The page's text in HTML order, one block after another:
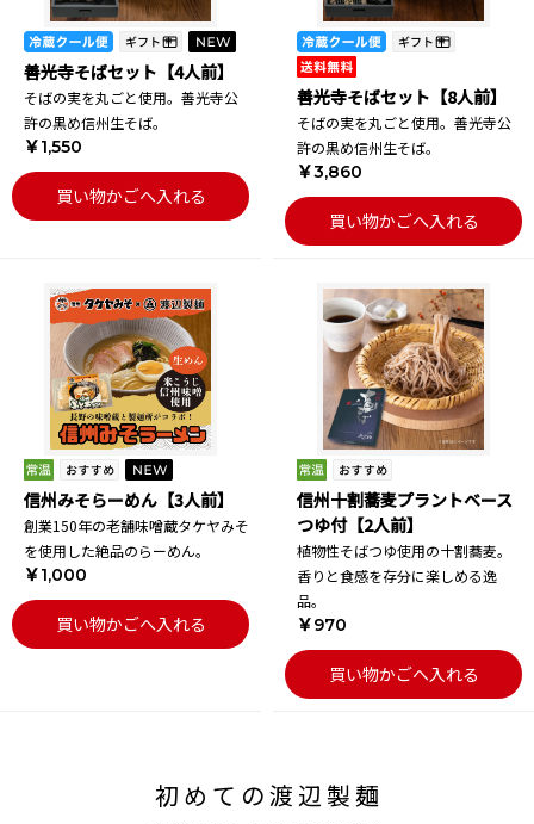
善光寺そばセット【4人前】
そばの実を丸ごと使用。善光寺公
許の黒め信州生そば。
￥1,550
買い物かごへ入れる
善光寺そばセット【8人前】
そばの実を丸ごと使用。善光寺公
許の黒め信州生そば。
￥3,860
買い物かごへ入れる
信州みそらーめん【3人前】
創業150年の老舗味噌蔵タケヤみそ
を使用した絶品のらーめん。
￥1,000
買い物かごへ入れる
信州十割蕎麦プラントベース
つゆ付【2人前】
植物性そばつゆ使用の十割蕎麦。
香りと食感を存分に楽しめる逸
品。
￥970
買い物かごへ入れる
初めての渡辺製麺